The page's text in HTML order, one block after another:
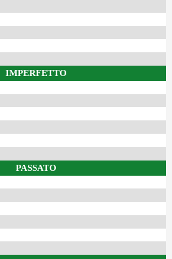
IMPERFETTO
PASSATO